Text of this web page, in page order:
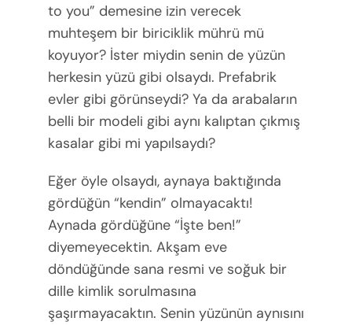
to you” demesine izin verecek
muhteşem bir biriciklik mührü mü
koyuyor? İster miydin senin de yüzün
herkesin yüzü gibi olsaydı. Prefabrik
evler gibi görünseydi? Ya da arabaların
belli bir modeli gibi aynı kalıptan çıkmış
kasalar gibi mi yapılsaydı?
Eğer öyle olsaydı, aynaya baktığında
gördüğün “kendin” olmayacaktı!
Aynada gördüğüne “İşte ben!”
diyemeyecektin. Akşam eve
döndüğünde sana resmi ve soğuk bir
dille kimlik sorulmasına
şaşırmayacaktın. Senin yüzünün aynısını